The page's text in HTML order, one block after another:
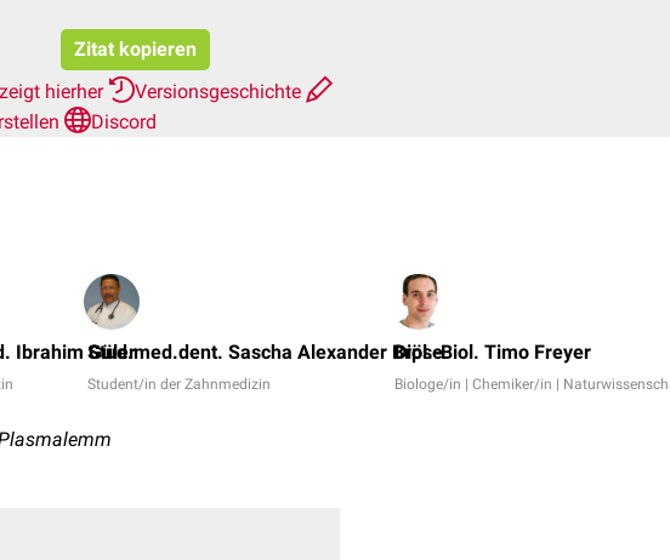
Zitat kopieren
hierher
Versionsgeschichte
Discord
Ibrahim GülerStud.med.dent. Sascha Alexander Bröse
Student/in der Zahnmedizin
Dipl.-Biol. Timo Freyer
Biologe/in | Chemiker/in |